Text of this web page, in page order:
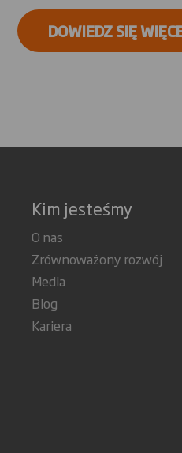
DOWIEDZ SIĘ
Kim jesteśmy
O nas
Zrównoważony rozwój
Media
Blog
Kariera